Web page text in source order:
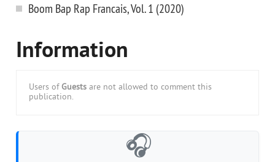
Boom Bap Rap Francais, Vol. 1 (2020)
Information
Users of Guests are not allowed to comment this
publication.
🎧